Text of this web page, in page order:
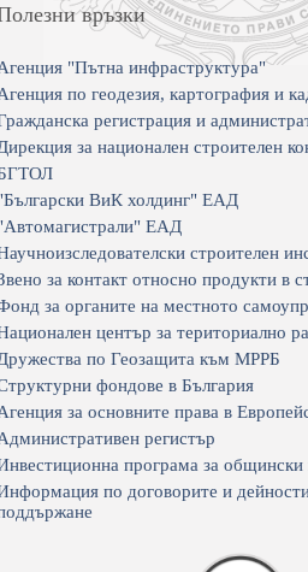
връзки
"Пътна инфраструктура"
по геодезия, картография и
регистрация и
за национален строителен
ВиК холдинг" ЕАД
ЕАД
строителен
за контакт относно продукти в
за органите на местното
център за териториално
по Геозащита към МРРБ
фондове в България
за основните права в
регистър
програма за общински
по договорите и